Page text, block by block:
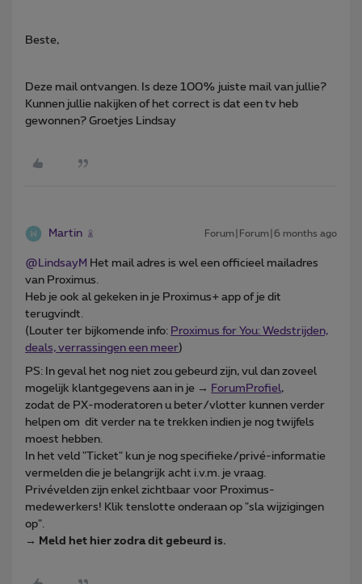
Beste,
Deze mail ontvangen. Is deze 100% juiste mail van jullie?
Kunnen jullie nakijken of het correct is dat een tv heb
gewonnen? Groetjes Lindsay
Martin Forum|Forum|6 months ago
@LindsayM Het mail adres is wel een officieel mailadres
van Proximus.
Heb je ook al gekeken in je Proximus+ app of je dit
terugvindt.
(Louter ter bijkomende info: Proximus for You: Wedstrijden,
deals, verrassingen een meer)
PS: In geval het nog niet zou gebeurd zijn, vul dan zoveel
mogelijk klantgegevens aan in je → ForumProfiel,
zodat de PX-moderatoren u beter/vlotter kunnen verder
helpen om dit verder na te trekken indien je nog twijfels
moest hebben.
In het veld "Ticket" kun je nog specifieke/privé-informatie
vermelden die je belangrijk acht i.v.m. je vraag.
Privévelden zijn enkel zichtbaar voor Proximus-
medewerkers! Klik tenslotte onderaan op "sla wijzigingen
op".
→
Meld het hier zodra dit gebeurd is.